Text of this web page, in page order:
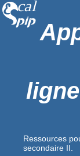
ligne
Ressources
secondaire II.